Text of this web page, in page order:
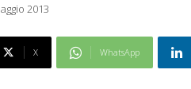
2013
X WhatsApp